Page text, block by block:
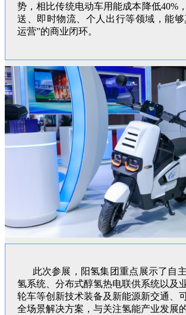
势，相比传统电动车用能成本降低40%
送、即时物流、个人出行等领域，能
运营”的商业闭环。
此次参展，阳氢集团重点展示了自
氢系统、分布式醇氢热电联供系统以及
轮车等创新技术装备及新能源新交通、
全场景解决方案，与关注氢能产业发展